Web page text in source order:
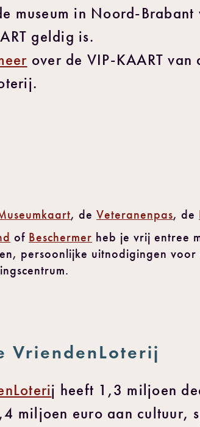
museum in Noord-Brabant
geldig is.
over de VIP-KAART van
, deVeteranenpas, de
of Beschermer heb je vrij entree
persoonlijke uitnodigingen
VriendenLoterij
j heeft 1,3 miljoen
miljoen euro aan cultuur,